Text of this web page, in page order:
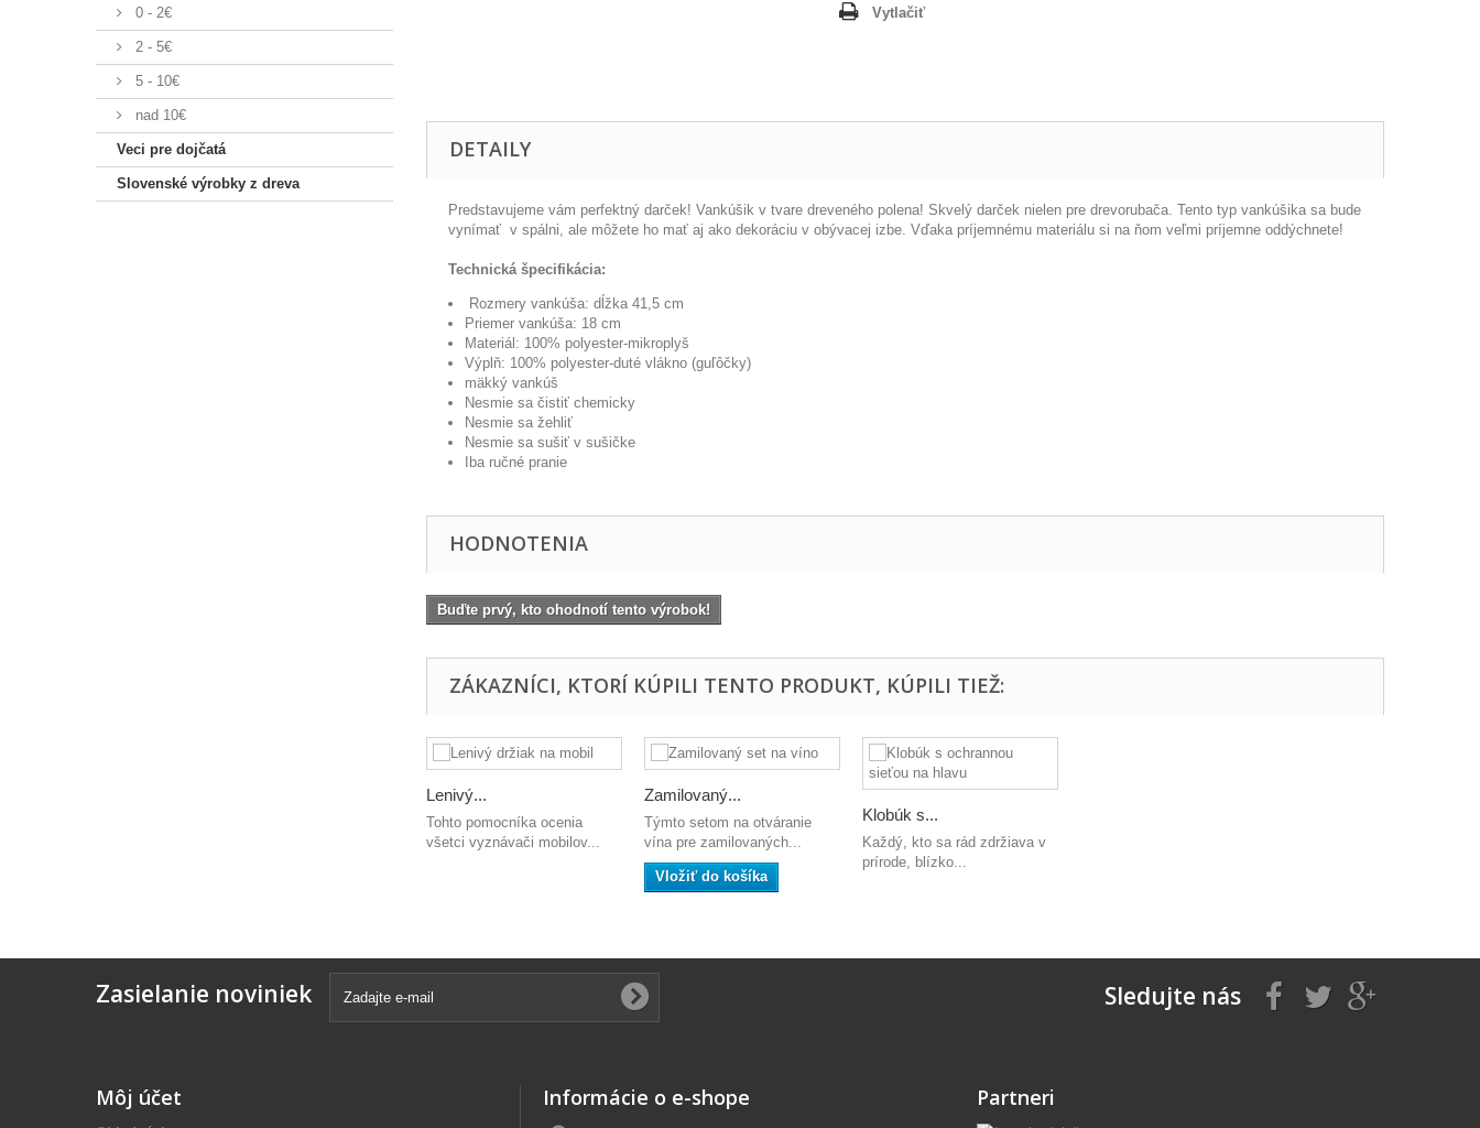
0 - 2€
2 - 5€
5 - 10€
nad 10€
Veci pre dojčatá
Slovenské výrobky z dreva
Vytlačiť
DETAILY
Predstavujeme vám perfektný darček! Vankúšik v tvare dreveného polena! Skvelý darček nielen pre drevorubača. Tento typ vankúšika sa bude
vynímať v spálni, ale môžete ho mať aj ako dekoráciu v obývacej izbe. Vďaka príjemnému materiálu si na ňom veľmi príjemne oddýchnete!
Technická špecifikácia:
Rozmery vankúša: dĺžka 41,5 cm
Priemer vankúša: 18 cm
Materiál: 100% polyester-mikroplyš
Výplň: 100% polyester-duté vlákno (guľôčky)
mäkký vankúš
Nesmie sa čistiť chemicky
Nesmie sa žehliť
Nesmie sa sušiť v sušičke
Iba ručné pranie
HODNOTENIA
Buďte prvý, kto ohodnotí tento výrobok!
ZÁKAZNÍCI, KTORÍ KÚPILI TENTO PRODUKT, KÚPILI TIEŽ:
Lenivý...
Tohto pomocníka ocenia
všetci vyznávači mobilov...
Zamilovaný...
Týmto setom na otváranie
vína pre zamilovaných...
Vložiť do košíka
Klobúk s...
Každý, kto sa rád zdržiava v
prírode, blízko...
Zasielanie noviniek Sledujte nás
Môj účet Informácie o e-shope Partneri